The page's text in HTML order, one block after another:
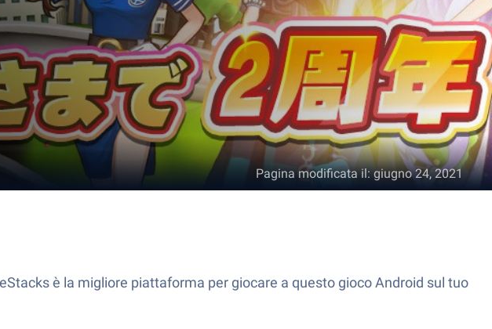
Pagina modificata il:giugno 24, 2021
è la migliore piattaforma per giocare a questo gioco Android sul tuo